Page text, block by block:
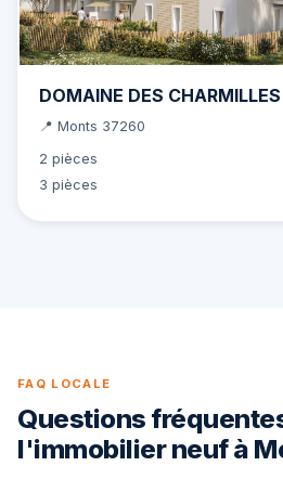
DOMAINE DES CHARMILLES
📍 Monts 37260
2 pièces
3 pièces
FAQ LOCALE
Questions
l'immobilier neuf à